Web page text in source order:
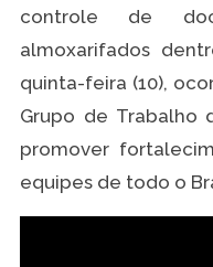
controle de
almoxarifados
quinta-feira (10),
Grupo de Trabalho
promover
equipes de todo o